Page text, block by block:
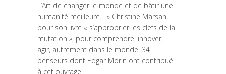
L’Art de changer le monde et de bâtir une
humanité meilleure… » Christine Marsan,
pour son livre « s’approprier les clefs de la
mutation », pour comprendre, innover,
agir, autrement dans le monde. 34
penseurs dont Edgar Morin ont contribué
à cet ouvrage.